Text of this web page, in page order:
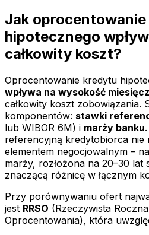
Jak
hipotecznego
całkowity koszt?
Oprocentowanie kredytu
wpływa na wysokość
całkowity koszt zobowiązania.
komponentów: stawki
lub WIBOR 6M) i marży banku
referencyjną kredytobiorca nie
elementem negocjowalnym –
marży, rozłożona na 20–30 lat
znaczącą różnicę w łącznym
Przy porównywaniu ofert
jest RRSO (Rzeczywista
Oprocentowania), która